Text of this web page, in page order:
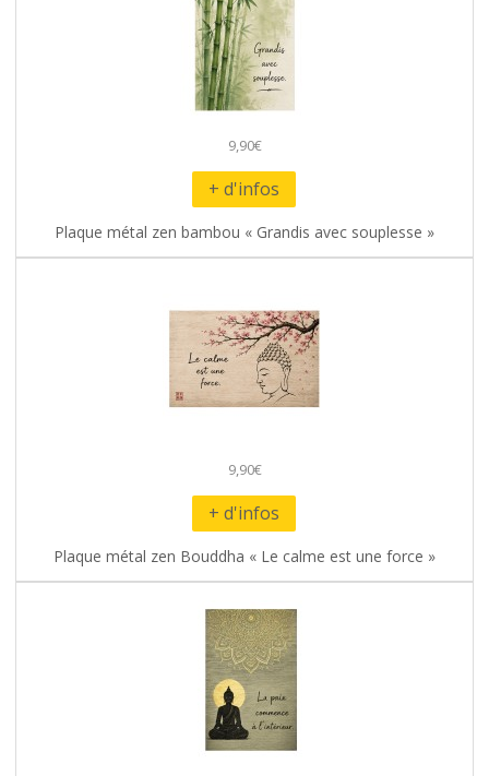
9,90€
+ d'infos
Plaque métal zen bambou « Grandis avec souplesse »
9,90€
+ d'infos
Plaque métal zen Bouddha « Le calme est une force »